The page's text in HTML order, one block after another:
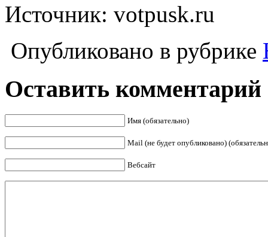
Источник: votpusk.ru
Опубликовано в рубрике
Оставить комментарий
Имя (обязательно)
Mail (не будет опубликовано)
Вебсайт